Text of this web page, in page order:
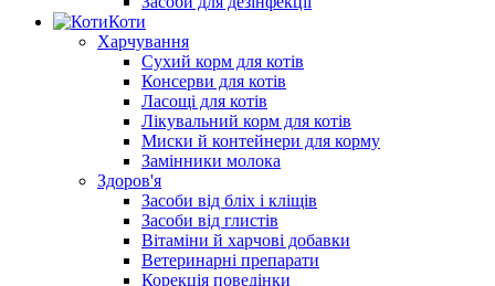
Коти
Харчування
Сухий корм для котів
Консерви для котів
Ласощі для котів
Лікувальний корм для котів
Миски й контейнери для корму
Замінники молока
Здоров'я
Засоби від бліх і кліщів
Засоби від глистів
Вітаміни й харчові добавки
Ветеринарні препарати
Корекція поведінки